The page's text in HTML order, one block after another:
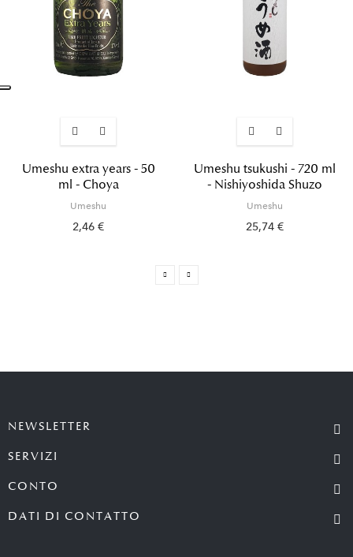
Umeshu extra years - 50
ml - Choya
Umeshu
2,46 €
Umeshu tsukushi - 720 ml
- Nishiyoshida Shuzo
Umeshu
25,74 €
NEWSLETTER
SERVIZI
CONTO
DATI DI CONTATTO